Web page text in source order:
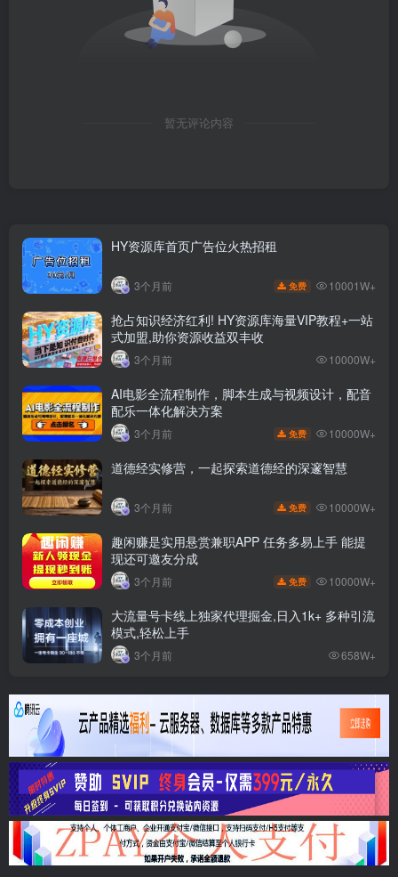
暂无评论内容
HY资源库首页广告位火热招租
3个月前 免费 10001W+
抢占知识经济红利! HY资源库海量VIP教程+一站
式加盟,助你资源收益双丰收
3个月前 10000W+
AI电影全流程制作，脚本生成与视频设计，配音
配乐一体化解决方案
3个月前 免费 10000W+
道德经实修营，一起探索道德经的深邃智慧
3个月前 免费 10000W+
趣闲赚是实用悬赏兼职APP 任务多易上手 能提
现还可邀友分成
3个月前 免费 10000W+
大流量号卡线上独家代理掘金,日入1k+ 多种引流
模式,轻松上手
3个月前 658W+